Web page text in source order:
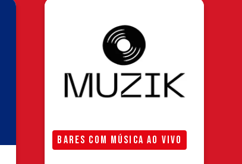
BARES COM MÚSICA AO VIVO